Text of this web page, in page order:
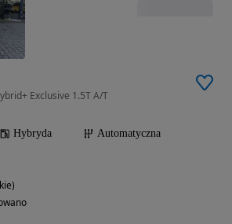
Exclusive 1.5T A/T
Hybryda
Automatyczna